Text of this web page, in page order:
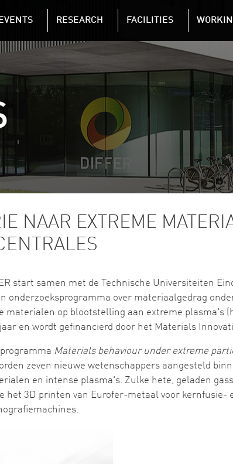
Skip to main content
RESEARCH FACILITIES
NAAR EXTREME
start samen met de Technische Universiteiten
onderzoeksprogramma over materiaalgedrag
materialen op blootstelling aan extreme plasma's
en wordt gefinancierd door het Materials
Materials behaviour under extreme
zeven nieuwe wetenschappers aangesteld
en intense plasma's. Zulke hete, geladen
het 3D printen van Eurofer-metaal voor kernfusie-